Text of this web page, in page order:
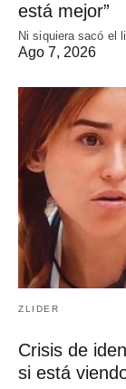
está mejor”
Ni siquiera sacó el
Ago 7, 2026
ZLIDER
Crisis de
si está